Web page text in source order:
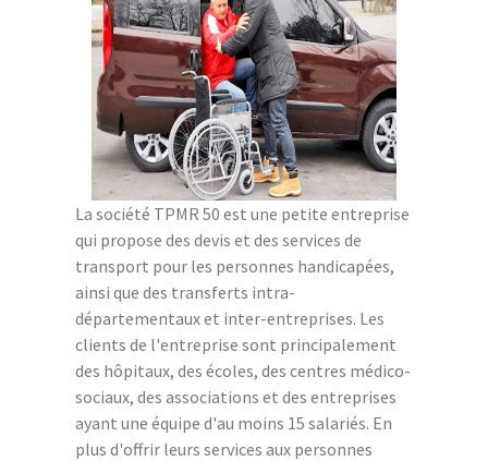
La société TPMR 50 est une petite entreprise
qui propose des devis et des services de
transport pour les personnes handicapées,
ainsi que des transferts intra-
départementaux et inter-entreprises. Les
clients de l'entreprise sont principalement
des hôpitaux, des écoles, des centres médico-
sociaux, des associations et des entreprises
ayant une équipe d'au moins 15 salariés. En
plus d'offrir leurs services aux personnes